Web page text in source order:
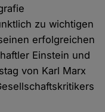
zu wichtigen
erfolgreichen
Einstein und
von Karl Marx